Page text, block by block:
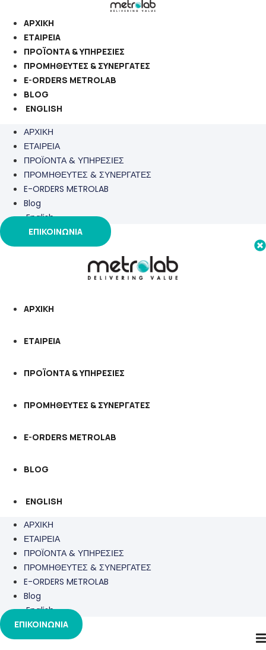
στο
περιεχόμενο
ΑΡΧΙΚΗ
ΕΤΑΙΡΕΙΑ
ΠΡΟΪΟΝΤΑ & ΥΠΗΡΕΣΙΕΣ
ΠΡΟΜΗΘΕΥΤΕΣ & ΣΥΝΕΡΓΑΤΕΣ
E-ORDERS METROLAB
BLOG
ENGLISH
ΑΡΧΙΚΗ
ΕΤΑΙΡΕΙΑ
ΠΡΟΪΟΝΤΑ & ΥΠΗΡΕΣΙΕΣ
ΠΡΟΜΗΘΕΥΤΕΣ & ΣΥΝΕΡΓΑΤΕΣ
E-ORDERS METROLAB
Blog
English
ΕΠΙΚΟΙΝΩΝΙΑ
ΑΡΧΙΚΗ
ΕΤΑΙΡΕΙΑ
ΠΡΟΪΟΝΤΑ & ΥΠΗΡΕΣΙΕΣ
ΠΡΟΜΗΘΕΥΤΕΣ & ΣΥΝΕΡΓΑΤΕΣ
E-ORDERS METROLAB
BLOG
ENGLISH
ΑΡΧΙΚΗ
ΕΤΑΙΡΕΙΑ
ΠΡΟΪΟΝΤΑ & ΥΠΗΡΕΣΙΕΣ
ΠΡΟΜΗΘΕΥΤΕΣ & ΣΥΝΕΡΓΑΤΕΣ
E-ORDERS METROLAB
Blog
English
ΕΠΙΚΟΙΝΩΝΙΑ